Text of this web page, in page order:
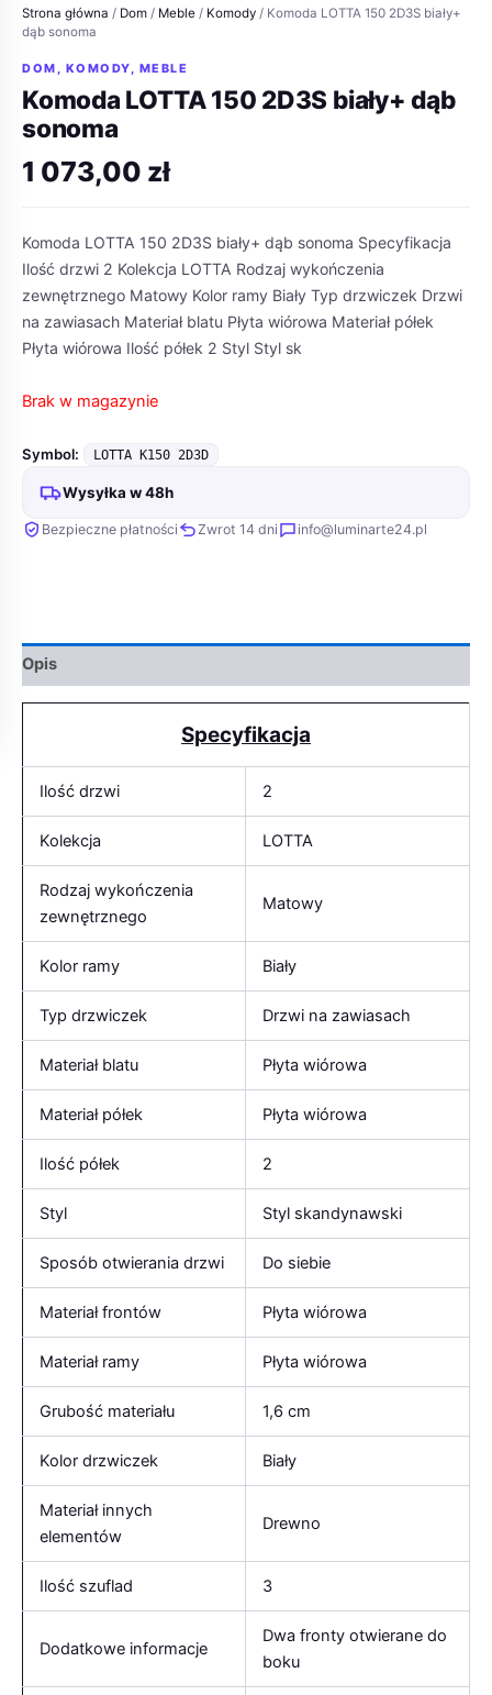
Strona główna / Dom / Meble / Komody / Komoda LOTTA 150 2D3S biały+
dąb sonoma
DOM KOMODY MEBLE
Komoda LOTTA 150 2D3S biały+ dąb
sonoma
1 073,00 zł
Komoda LOTTA 150 2D3S biały+ dąb sonoma Specyfikacja
Ilość drzwi 2 Kolekcja LOTTA Rodzaj wykończenia
zewnętrznego Matowy Kolor ramy Biały Typ drzwiczek Drzwi
na zawiasach Materiał blatu Płyta wiórowa Materiał półek
Płyta wiórowa Ilość półek 2 Styl Styl sk
Brak w magazynie
Symbol: LOTTA K150 2D3D
Wysyłka w 48h
Bezpieczne płatności Zwrot 14 dni info@luminarte24.pl
Opis
Specyfikacja
Ilość drzwi 2
Kolekcja LOTTA
Rodzaj wykończenia
zewnętrznego
Matowy
Kolor ramy Biały
Typ drzwiczek Drzwi na zawiasach
Materiał blatu Płyta wiórowa
Materiał półek Płyta wiórowa
Ilość półek 2
Styl Styl skandynawski
Sposób otwierania drzwi Do siebie
Materiał frontów Płyta wiórowa
Materiał ramy Płyta wiórowa
Grubość materiału 1,6 cm
Kolor drzwiczek Biały
Materiał innych
elementów
Drewno
Ilość szuflad 3
Dodatkowe informacje
Dwa fronty otwierane do
boku